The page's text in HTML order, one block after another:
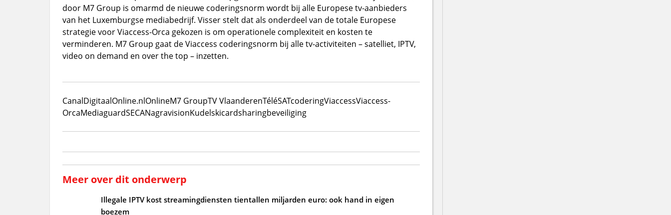
door M7 Group is omarmd de nieuwe coderingsnorm wordt bij alle Europese tv-aanbieders
van het Luxemburgse mediabedrijf. Visser stelt dat als onderdeel van de totale Europese
strategie voor Viaccess-Orca gekozen is om operationele complexiteit en kosten te
verminderen. M7 Group gaat de Viaccess coderingsnorm bij alle tv-activiteiten – satelliet, IPTV,
video on demand en over the top – inzetten.
CanalDigitaalOnline.nlOnlineM7 GroupTV VlaanderenTéléSATcoderingViaccessViaccess-
OrcaMediaguardSECANagravisionKudelskicardsharingbeveiliging
Meer over dit onderwerp
Illegale IPTV kost streamingdiensten tientallen miljarden euro: ook hand in eigen
boezem